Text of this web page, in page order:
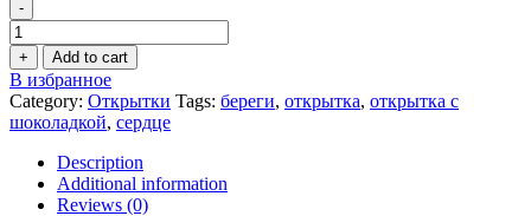
-
Открытка
"Никто
не
может
грустить...",
А6
quantity
+ Add to cart
В избранное
Category: Открытки Tags: береги, открытка, открытка с
шоколадкой, сердце
Description
Additional information
Reviews (0)